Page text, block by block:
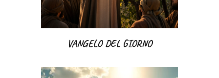
VANGELO DEL GIORNO